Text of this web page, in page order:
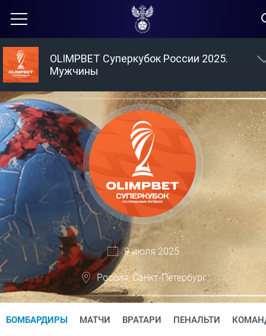
OLIMPBET Суперкубок России 2025.
Мужчины
9 июля 2025
Россия, Санкт-Петербург
БОМБАРДИРЫ МАТЧИ ВРАТАРИ ПЕНАЛЬТИ